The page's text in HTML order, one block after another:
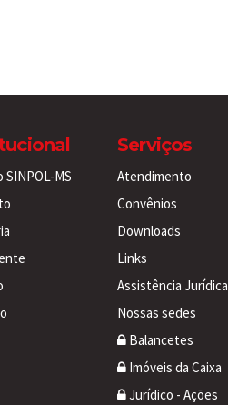
SINPOL-MS
Serviços
Atendimento
Convênios
Downloads
Links
Assistência Jurídica
Nossas sedes
Balancetes
Imóveis da Caixa
Jurídico - Ações